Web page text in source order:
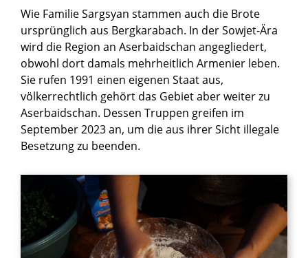
Wie Familie Sargsyan stammen auch die Brote
ursprünglich aus Bergkarabach. In der Sowjet-Ära
wird die Region an Aserbaidschan angegliedert,
obwohl dort damals mehrheitlich Armenier leben.
Sie rufen 1991 einen eigenen Staat aus,
völkerrechtlich gehört das Gebiet aber weiter zu
Aserbaidschan. Dessen Truppen greifen im
September 2023 an, um die aus ihrer Sicht illegale
Besetzung zu beenden.